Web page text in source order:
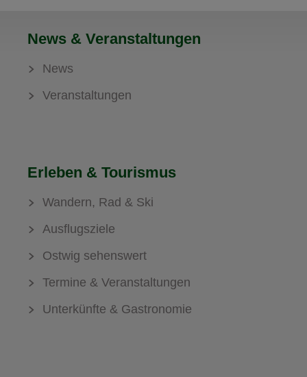
News & Veranstaltungen
News
Veranstaltungen
Erleben & Tourismus
Wandern, Rad & Ski
Ausflugsziele
Ostwig sehenswert
Termine & Veranstaltungen
Unterkünfte & Gastronomie